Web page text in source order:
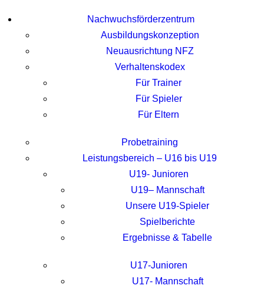
Nachwuchsförderzentrum
Ausbildungskonzeption
Neuausrichtung NFZ
Verhaltenskodex
Für Trainer
Für Spieler
Für Eltern
Probetraining
Leistungsbereich – U16 bis U19
U19- Junioren
U19– Mannschaft
Unsere U19-Spieler
Spielberichte
Ergebnisse & Tabelle
U17-Junioren
U17- Mannschaft